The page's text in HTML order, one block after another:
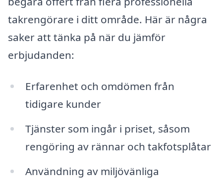
takrengörare i ditt område. Här är några
saker att tänka på när du jämför
erbjudanden:
Erfarenhet och omdömen från
tidigare kunder
Tjänster som ingår i priset, såsom
rengöring av rännar och takfotsplåtar
Användning av miljövänliga